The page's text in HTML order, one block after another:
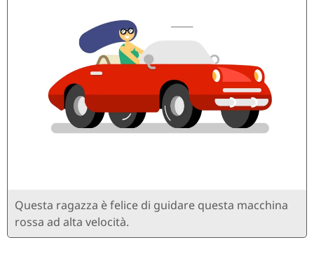
Questa ragazza è felice di guidare questa macchina
rossa ad alta velocità.